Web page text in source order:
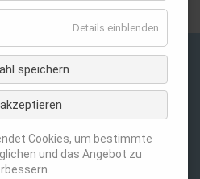
ändern
Details einblenden
speichern
Cookies, um bestimmte
und das Angebot zu